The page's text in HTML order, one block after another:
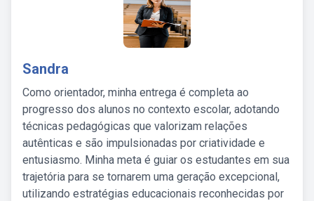
Sandra
Como orientador, minha entrega é completa ao
progresso dos alunos no contexto escolar, adotando
técnicas pedagógicas que valorizam relações
autênticas e são impulsionadas por criatividade e
entusiasmo. Minha meta é guiar os estudantes em sua
trajetória para se tornarem uma geração excepcional,
utilizando estratégias educacionais reconhecidas por